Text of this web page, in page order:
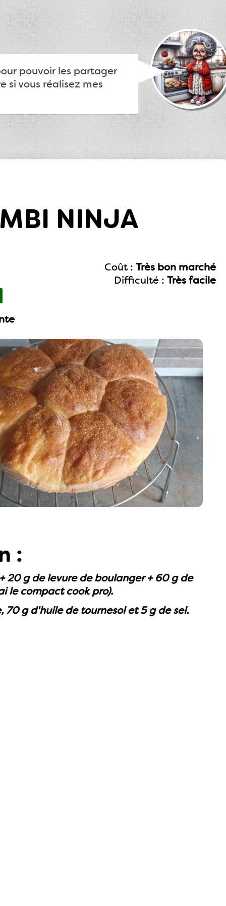
pouvoir les partager
si vous réalisez mes
NINJA
Coût : Très bon marché
Difficulté : Très facile
:
g de levure de boulanger + 60 g de
le compact cook pro).
g d'huile de tournesol et 5 g de sel.